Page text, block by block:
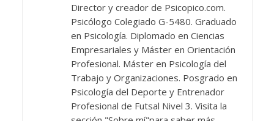
Director y creador de Psicopico.com.
Psicólogo Colegiado G-5480. Graduado
en Psicología. Diplomado en Ciencias
Empresariales y Máster en Orientación
Profesional. Máster en Psicología del
Trabajo y Organizaciones. Posgrado en
Psicología del Deporte y Entrenador
Profesional de Futsal Nivel 3. Visita la